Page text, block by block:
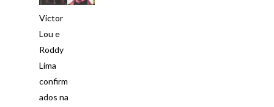
Victor
Lou e
Roddy
Lima
confirm
ados na